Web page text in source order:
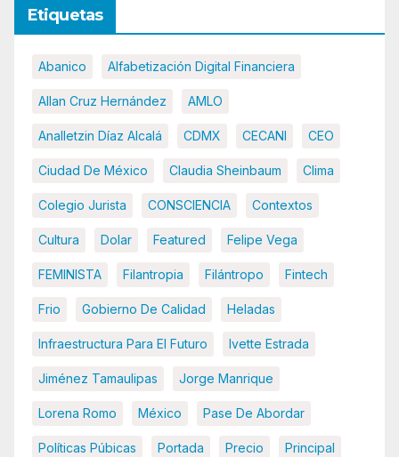
Etiquetas
Abanico Alfabetización Digital Financiera
Allan Cruz Hernández AMLO
Analletzin Díaz Alcalá CDMX CECANI CEO
Ciudad De México Claudia Sheinbaum Clima
Colegio Jurista CONSCIENCIA Contextos
Cultura Dolar Featured Felipe Vega
FEMINISTA Filantropia Filántropo Fintech
Frio Gobierno De Calidad Heladas
Infraestructura Para El Futuro Ivette Estrada
Jiménez Tamaulipas Jorge Manrique
Lorena Romo México Pase De Abordar
Políticas Púbicas Portada Precio Principal